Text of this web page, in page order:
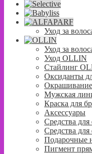
Уход за
Уход за
Уход OLLIN
Стайлинг
Оксиданты
Мужская
Краска для
Аксессуары
Средства для
Средства
Подарочные
Пигмент